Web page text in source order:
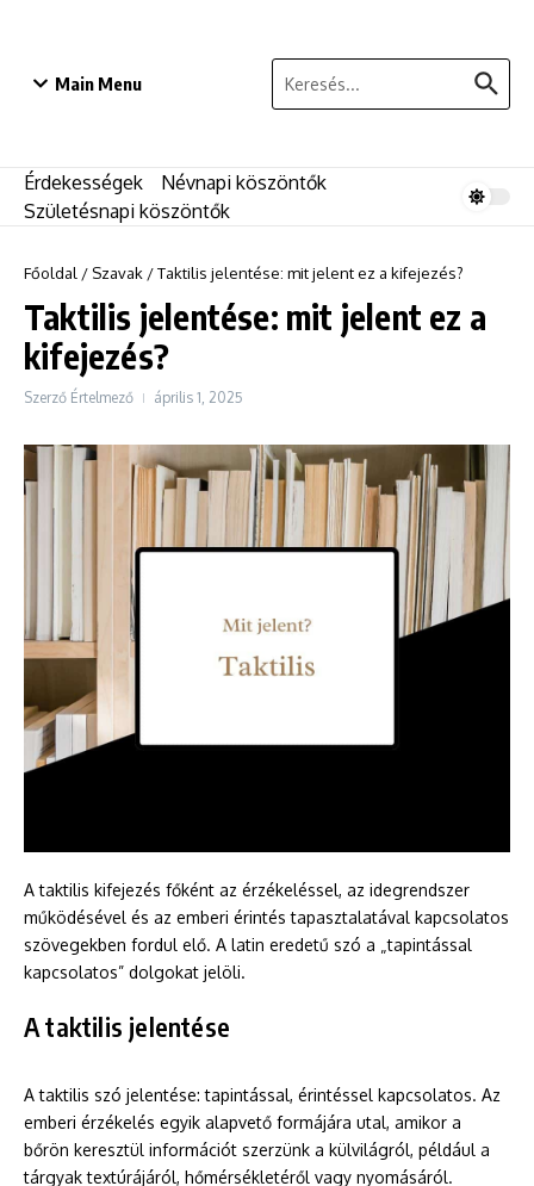
Main Menu
Keresés:
Érdekességek
Névnapi köszöntők
Születésnapi köszöntők
Főoldal / Szavak /Taktilis jelentése: mit jelent ez a kifejezés?
Taktilis jelentése: mit jelent ez a
kifejezés?
Szerző Értelmező április 1, 2025
A taktilis kifejezés főként az érzékeléssel, az idegrendszer
működésével és az emberi érintés tapasztalatával kapcsolatos
szövegekben fordul elő. A latin eredetű szó a „tapintással
kapcsolatos” dolgokat jelöli.
A taktilis jelentése
A taktilis szó jelentése: tapintással, érintéssel kapcsolatos. Az
emberi érzékelés egyik alapvető formájára utal, amikor a
bőrön keresztül információt szerzünk a külvilágról, például a
tárgyak textúrájáról, hőmérsékletéről vagy nyomásáról.